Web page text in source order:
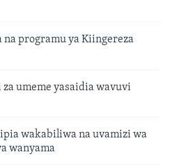
programu ya Kiingereza
umeme yasaidia wavuvi
wakabiliwa na uvamizi wa
wanyama